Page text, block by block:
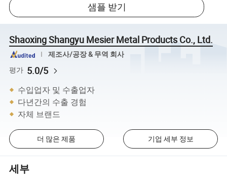
샘플 받기
Shaoxing Shangyu Mesier Metal Products Co., Ltd.
제조사/공장 & 무역 회사
평가 5.0/5
수입업자 및 수출업자
다년간의 수출 경험
자체 브랜드
더 많은 제품 기업 세부 정보
세부